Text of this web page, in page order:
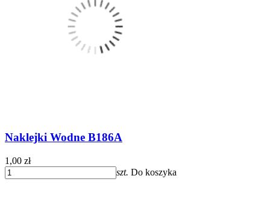
Naklejki Wodne B186A
1,00 zł
szt. Do koszyka